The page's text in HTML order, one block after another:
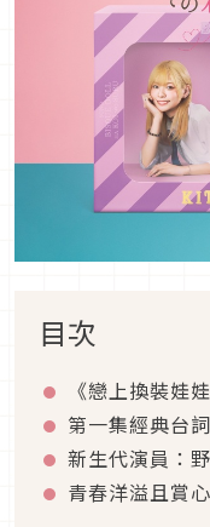
目次
《戀上換裝娃
第一集經典台
新生代演員：
青春洋溢且賞